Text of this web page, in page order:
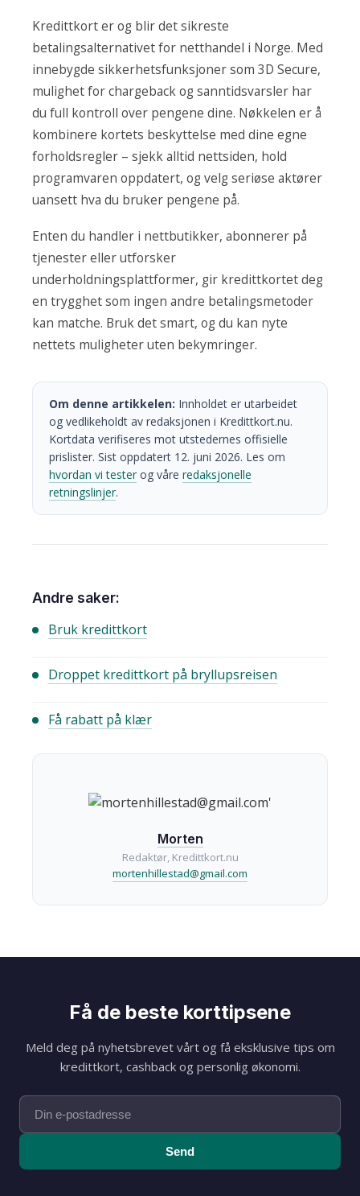
Kredittkort er og blir det sikreste
betalingsalternativet for netthandel i Norge. Med
innebygde sikkerhetsfunksjoner som 3D Secure,
mulighet for chargeback og sanntidsvarsler har
du full kontroll over pengene dine. Nøkkelen er å
kombinere kortets beskyttelse med dine egne
forholdsregler – sjekk alltid nettsiden, hold
programvaren oppdatert, og velg seriøse aktører
uansett hva du bruker pengene på.
Enten du handler i nettbutikker, abonnerer på
tjenester eller utforsker
underholdningsplattformer, gir kredittkortet deg
en trygghet som ingen andre betalingsmetoder
kan matche. Bruk det smart, og du kan nyte
nettets muligheter uten bekymringer.
Om denne artikkelen: Innholdet er utarbeidet
og vedlikeholdt av redaksjonen i Kredittkort.nu.
Kortdata verifiseres mot utstedernes offisielle
prislister. Sist oppdatert 12. juni 2026. Les om
hvordan vi testerog våre redaksjonelle
retningslinjer.
Andre saker:
Bruk kredittkort
Droppet kredittkort på bryllupsreisen
Få rabatt på klær
Morten
Redaktør, Kredittkort.nu
mortenhillestad@gmail.com
Få de beste korttipsene
Meld deg på nyhetsbrevet vårt og få eksklusive tips om
kredittkort, cashback og personlig økonomi.
Send